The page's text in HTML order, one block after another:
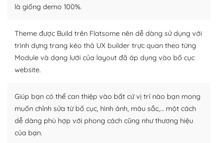
Cộng đồng sử dụng WordPress sẵn sàng hỗ trợ bạn
– Đa dạng plugin và themes
Plugin mở rộng là thành phần cài đặt thêm vào
WordPress để tăng thêm các tính năng cần thiết. Có
nhiều plugin trả phí hoặc miễn phí.
Nhờ lượng người dùng đông đảo, thư viện themes và
plugin của WordPress rất phong phú. Bạn có thể thỏa
thích chọn lựa plugin và themes phù hợp cho mục đích
lập website của mình.
là giống demo 100%.
Theme được Build trên Flatsome nên dễ dàng sử dụng với
trình dựng trang kéo thả UX builder trực quan theo từng
Module và dạng lưới của layout đã áp dụng vào bố cục
website.
Giúp bạn có thể can thiệp vào bất cứ vị trí nào bạn mong
muốn chỉnh sửa từ bố cục, hình ảnh, màu sắc,… một cách
dễ dàng phù hợp với phong cách cũng như thương hiệu
của bạn.